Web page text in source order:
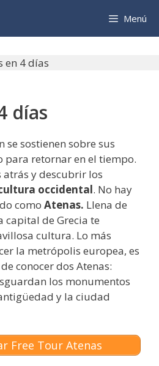
Menú
en 4 días
días
se sostienen sobre sus
para retornar en el tiempo.
atrás y descubrir los
occidental. No hay
como Atenas. Llena de
capital de Grecia te
cultura. Lo más
la metrópolis europea, es
conocer dos Atenas:
los monumentos
y la ciudad
Free Tour Atenas